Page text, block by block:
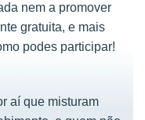
nem a promover
gratuita, e mais
podes participar!
aí que misturam